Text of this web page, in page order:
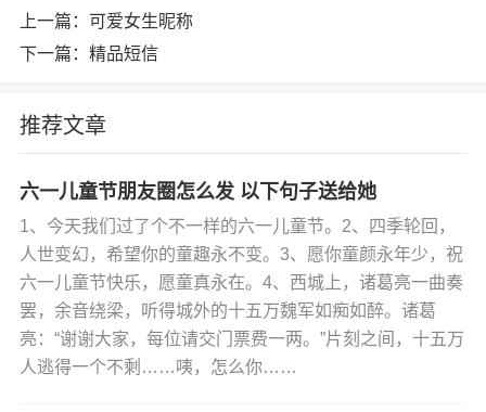
上一篇： 可爱女生昵称
下一篇： 精品短信
推荐文章
六一儿童节朋友圈怎么发 以下句子送给她
1、今天我们过了个不一样的六一儿童节。2、四季轮回，
人世变幻，希望你的童趣永不变。3、愿你童颜永年少，祝
六一儿童节快乐，愿童真永在。4、西城上，诸葛亮一曲奏
罢，余音绕梁，听得城外的十五万魏军如痴如醉。诸葛
亮：“谢谢大家，每位请交门票费一两。”片刻之间，十五万
人逃得一个不剩……咦，怎么你……